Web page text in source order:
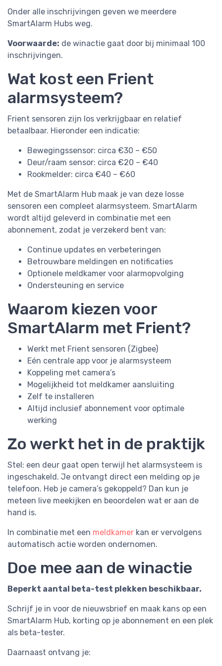
Onder alle inschrijvingen geven we meerdere
SmartAlarm Hubs weg.
Voorwaarde: de winactie gaat door bij minimaal 100
inschrijvingen.
Wat kost een Frient
alarmsysteem?
Frient sensoren zijn los verkrijgbaar en relatief
betaalbaar. Hieronder een indicatie:
Bewegingssensor: circa €30 – €50
Deur/raam sensor: circa €20 – €40
Rookmelder: circa €40 – €60
Met de SmartAlarm Hub maak je van deze losse
sensoren een compleet alarmsysteem. SmartAlarm
wordt altijd geleverd in combinatie met een
abonnement, zodat je verzekerd bent van:
Continue updates en verbeteringen
Betrouwbare meldingen en notificaties
Optionele meldkamer voor alarmopvolging
Ondersteuning en service
Waarom kiezen voor
SmartAlarm met Frient?
Werkt met Frient sensoren (Zigbee)
Eén centrale app voor je alarmsysteem
Koppeling met camera’s
Mogelijkheid tot meldkamer aansluiting
Zelf te installeren
Altijd inclusief abonnement voor optimale
werking
Zo werkt het in de praktijk
Stel: een deur gaat open terwijl het alarmsysteem is
ingeschakeld. Je ontvangt direct een melding op je
telefoon. Heb je camera’s gekoppeld? Dan kun je
meteen live meekijken en beoordelen wat er aan de
hand is.
In combinatie met een meldkamer kan er vervolgens
automatisch actie worden ondernomen.
Doe mee aan de winactie
Beperkt aantal beta-test plekken beschikbaar.
Schrijf je in voor de nieuwsbrief en maak kans op een
SmartAlarm Hub, korting op je abonnement en een plek
als beta-tester.
Daarnaast ontvang je: